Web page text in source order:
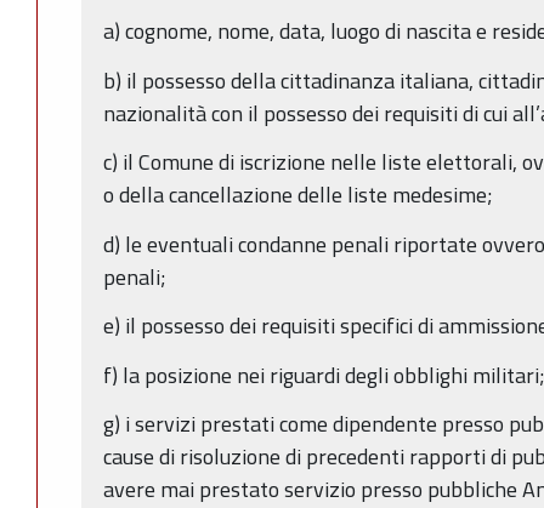
a) cognome, nome, data, luogo di nascita e
b) il possesso della cittadinanza italiana,
nazionalità con il possesso dei requisiti di cui
c) il Comune di iscrizione nelle liste elettorali,
o della cancellazione delle liste medesime;
d) le eventuali condanne penali riportate
penali;
e) il possesso dei requisiti specifici di
f) la posizione nei riguardi degli obblighi militari;
g) i servizi prestati come dipendente presso
cause di risoluzione di precedenti rapporti di
avere mai prestato servizio presso pubbliche